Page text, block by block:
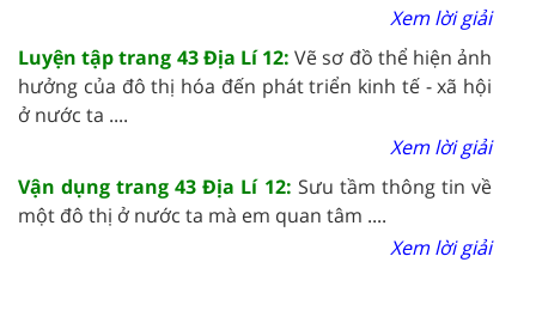
Xem lời giải
Luyện tập trang 43 Địa Lí 12:Vẽ sơ đồ thể hiện ảnh
hưởng của đô thị hóa đến phát triển kinh tế - xã hội
ở nước ta ....
Xem lời giải
Vận dụng trang 43 Địa Lí 12: Sưu tầm thông tin về
một đô thị ở nước ta mà em quan tâm ....
Xem lời giải